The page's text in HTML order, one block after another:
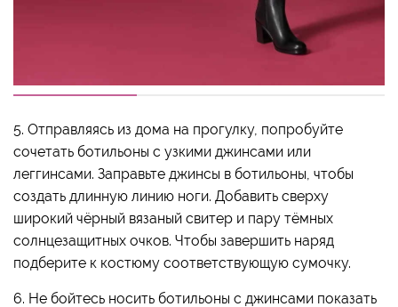
5. Отправляясь из дома на прогулку, попробуйте
сочетать ботильоны с узкими джинсами или
леггинсами. Заправьте джинсы в ботильоны, чтобы
создать длинную линию ноги. Добавить сверху
широкий чёрный вязаный свитер и пару тёмных
солнцезащитных очков. Чтобы завершить наряд
подберите к костюму соответствующую сумочку.
6. Не бойтесь носить ботильоны с джинсами показать